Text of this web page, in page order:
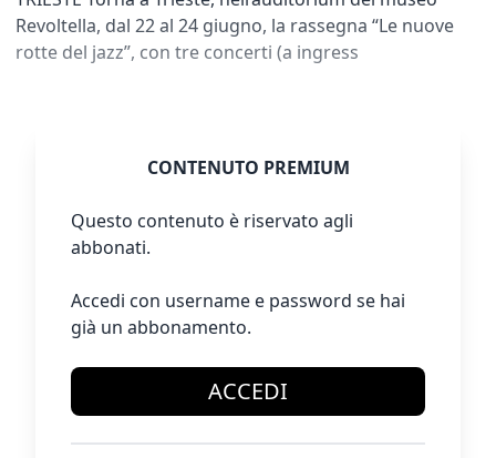
Revoltella, dal 22 al 24 giugno, la rassegna “Le nuove
rotte del jazz”, con tre concerti (a ingress
CONTENUTO PREMIUM
Questo contenuto è riservato agli
abbonati.
Accedi con username e password se hai
già un abbonamento.
ACCEDI